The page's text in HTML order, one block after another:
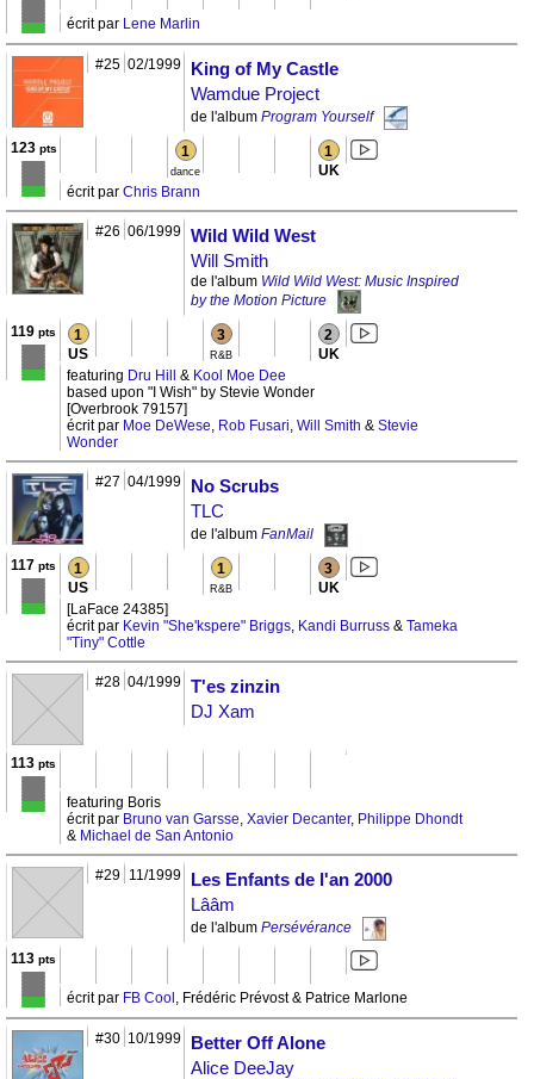
écrit par Lene Marlin
#25 02/1999
King of My Castle
Wamdue Project
de l'album Program Yourself
123pts 1
dance
1
UK
écrit par Chris Brann
#26 06/1999 Wild Wild West
Will Smith
de l'album Wild Wild West: Music Inspired
by the Motion Picture
119 pts 1
US
3
R&B
2
UK
featuring Dru Hill & Kool Moe Dee
based upon "I Wish" by Stevie Wonder
[Overbrook 79157]
écrit par Moe DeWese, Rob Fusari, Will Smith & Stevie
Wonder
#27 04/1999
No Scrubs
TLC
de l'album FanMail
117 pts 1
US
1
R&B
3
UK
[LaFace 24385]
écrit par Kevin "She'kspere" Briggs, Kandi Burruss & Tameka
"Tiny" Cottle
#28 04/1999 T'es zinzin
DJ Xam
113 pts
featuring Boris
écrit par Bruno van Garsse, Xavier Decanter, Philippe Dhondt
& Michael de San Antonio
#29 11/1999
Les Enfants de l'an 2000
Lââm
de l'album Persévérance
113 pts
écrit par FB Cool , Frédéric Prévost & Patrice Marlone
#30 10/1999
Better Off Alone
Alice DeeJay